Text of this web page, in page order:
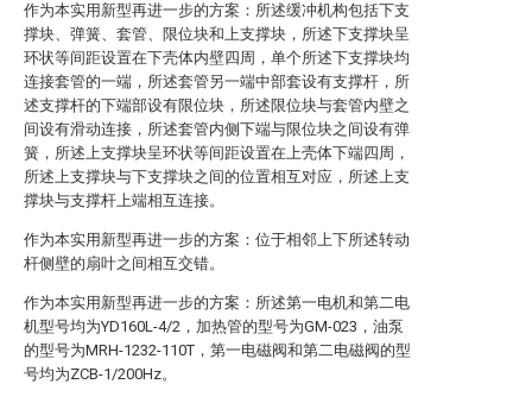
作为本实用新型再进一步的方案：所述缓冲机构包括下支
撑块、弹簧、套管、限位块和上支撑块，所述下支撑块呈
环状等间距设置在下壳体内壁四周，单个所述下支撑块均
连接套管的一端，所述套管另一端中部套设有支撑杆，所
述支撑杆的下端部设有限位块，所述限位块与套管内壁之
间设有滑动连接，所述套管内侧下端与限位块之间设有弹
簧，所述上支撑块呈环状等间距设置在上壳体下端四周，
所述上支撑块与下支撑块之间的位置相互对应，所述上支
撑块与支撑杆上端相互连接。
作为本实用新型再进一步的方案：位于相邻上下所述转动
杆侧壁的扇叶之间相互交错。
作为本实用新型再进一步的方案：所述第一电机和第二电
机型号均为YD160L-4/2，加热管的型号为GM-023，油泵
的型号为MRH-1232-110T，第一电磁阀和第二电磁阀的型
号均为ZCB-1/200Hz。